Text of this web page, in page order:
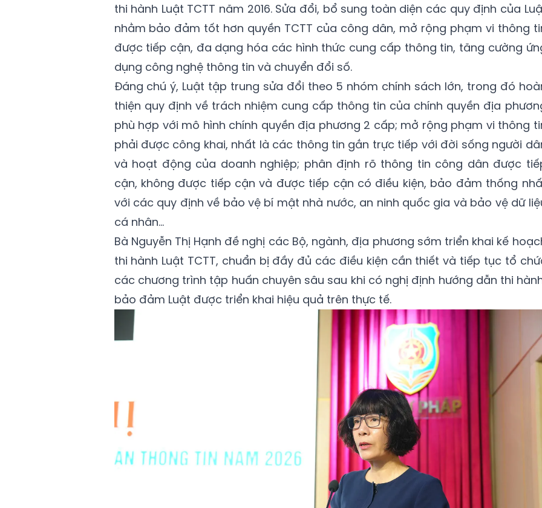
thi hành Luật TCTT năm 2016. Sửa đổi, bổ sung toàn diện các quy định của
nhằm bảo đảm tốt hơn quyền TCTT của công dân, mở rộng phạm vi thông
được tiếp cận, đa dạng hóa các hình thức cung cấp thông tin, tăng cường
dụng công nghệ thông tin và chuyển đổi số.
Đáng chú ý, Luật tập trung sửa đổi theo 5 nhóm chính sách lớn, trong đó
thiện quy định về trách nhiệm cung cấp thông tin của chính quyền địa
phù hợp với mô hình chính quyền địa phương 2 cấp; mở rộng phạm vi thông
phải được công khai, nhất là các thông tin gắn trực tiếp với đời sống người
và hoạt động của doanh nghiệp; phân định rõ thông tin công dân được
cận, không được tiếp cận và được tiếp cận có điều kiện, bảo đảm thống
với các quy định về bảo vệ bí mật nhà nước, an ninh quốc gia và bảo vệ dữ
cá nhân…
Bà Nguyễn Thị Hạnh đề nghị các Bộ, ngành, địa phương sớm triển khai kế
thi hành Luật TCTT, chuẩn bị đầy đủ các điều kiện cần thiết và tiếp tục tổ
các chương trình tập huấn chuyên sâu sau khi có nghị định hướng dẫn thi
bảo đảm Luật được triển khai hiệu quả trên thực tế.